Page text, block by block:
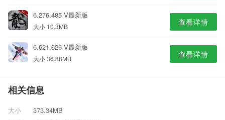
6.276.485 V最新版
大小 10.3MB 查看详情
6.621.626 V最新版
大小 36.88MB 查看详情
相关信息
大小
373.34MB